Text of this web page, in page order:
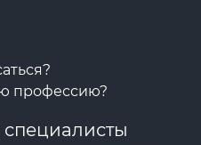
профессию?